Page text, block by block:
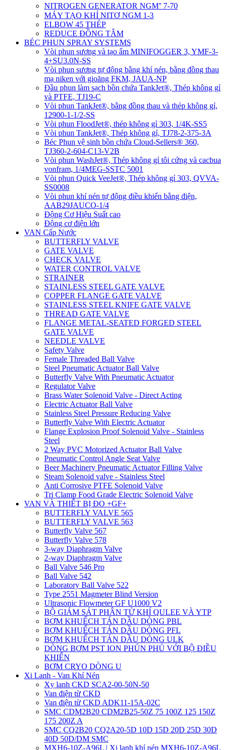
NITROGEN GENERATOR NGM⁺ 7-70
MÁY TẠO KHÍ NITƠ NGM 1-3
ELBOW 45 THÉP
REDUCE ĐỒNG TÂM
BÉC PHUN SPRAY SYSTEMS
Vòi phun sương và tạo ẩm MINIFOGGER 3, YMF-3-
4+SU3.0N-SS
Vòi phun sương tự động bằng khí nén, bằng đồng thau
mạ niken với gioăng FKM, JAUA-NP
Đầu phun làm sạch bồn chứa TankJet®, Thép không gỉ
và PTFE, TJ19-C
Vòi phun TankJet®, bằng đồng thau và thép không gỉ,
12900-1-1/2-SS
Vòi phun FloodJet®, thép không gỉ 303, 1/4K-SS5
Vòi phun TankJet®, Thép không gỉ, TJ78-2-375-3A
Béc Phun vệ sinh bồn chứa Cloud-Sellers® 360,
TJ360-2-604-C13-V2B
Vòi phun WashJet®, Thép không gỉ tôi cứng và cacbua
vonfram, 1/4MEG-SSTC 5001
Vòi phun Quick VeeJet®, Thép không gỉ 303, QVVA-
SS0008
Vòi phun khí nén tự động điều khiển bằng điện,
AAB29JAUCO-1/4
Động Cơ Hiệu Suất cao
Động cơ điện lớn
VAN Cấp Nước
BUTTERFLY VALVE
GATE VALVE
CHECK VALVE
WATER CONTROL VALVE
STRAINER
STAINLESS STEEL GATE VALVE
COPPER FLANGE GATE VALVE
STAINLESS STEEL KNIFE GATE VALVE
THREAD GATE VALVE
FLANGE METAL-SEATED FORGED STEEL
GATE VALVE
NEEDLE VALVE
Safety Valve
Female Threaded Ball Valve
Steel Pneumatic Actuator Ball Valve
Butterfly Valve With Pneumatic Actuator
Regulator Valve
Brass Water Solenoid Valve - Direct Acting
Electric Actuator Ball Valve
Stainless Steel Pressure Reducing Valve
Butterfly Valve With Electric Actuator
Flange Explosion Proof Solenoid Valve - Stainless
Steel
2 Way PVC Motorized Actuator Ball Valve
Pneumatic Control Angle Seat Valve
Beer Machinery Pneumatic Actuator Filling Valve
Steam Solenoid valve - Stainless Steel
Anti Corrosive PTFE Solenoid Valve
Tri Clamp Food Grade Electric Solenoid Valve
VAN VÀ THIẾT BỊ ĐO +GF+
BUTTERFLY VALVE 565
BUTTERFLY VALVE 563
Butterfly Valve 567
Butterfly Valve 578
3-way Diaphragm Valve
2-way Diaphragm Valve
Ball Valve 546 Pro
Ball Valve 542
Laboratory Ball Valve 522
Type 2551 Magmeter Blind Version
Ultrasonic Flowmeter GF U1000 V2
BỘ GIÁM SÁT PHÂN TỬ KHÍ QULEE VÀ YTP
BƠM KHUẾCH TÁN DẦU DÒNG PBL
BƠM KHUẾCH TÁN DẦU DÒNG PFL
BƠM KHUẾCH TÁN DẦU DÒNG ULK
DÒNG BƠM PST ION PHÚN PHỦ VỚI BỘ ĐIỀU
KHIỂN
BƠM CRYO DÒNG U
Xi Lanh - Van Khí Nén
Xy lanh CKD SCA2-00-50N-50
Van điện từ CKD
Van điện từ CKD ADK11-15A-02C
SMC CDM2B20 CDM2B25-50Z 75 100Z 125 150Z
175 200Z A
SMC CQ2B20 CQ2A20-5D 10D 15D 20D 25D 30D
40D 50D/DM SMC
MXH6-10Z-A96L | Xi lanh khí nén MXH6-10Z-A96L